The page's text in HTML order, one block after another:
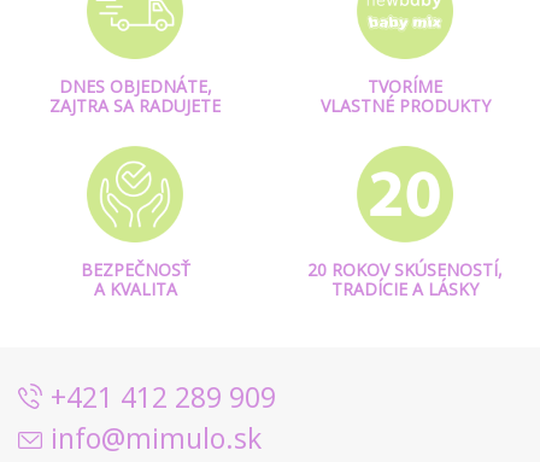
DNES OBJEDNÁTE,
ZAJTRA SA RADUJETE
TVORÍME
VLASTNÉ PRODUKTY
BEZPEČNOSŤ
A KVALITA
20 ROKOV SKÚSENOSTÍ,
TRADÍCIE A LÁSKY
+421 412 289 909
info@mimulo.sk